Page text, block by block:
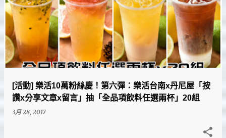
[活動] 樂活10萬粉絲慶！第六彈：樂活台南x丹尼屋「按
讚x分享文章x留言」抽「全品項飲料任選兩杯」20組
3月 28, 2017